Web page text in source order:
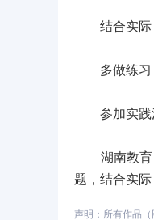
结合实际：
多做练习：
参加实践活
湖南教育出
题，结合实际
声明：所有作品